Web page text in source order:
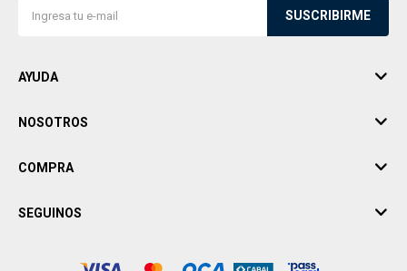
SUSCRIBIRME
AYUDA
NOSOTROS
COMPRA
SEGUINOS